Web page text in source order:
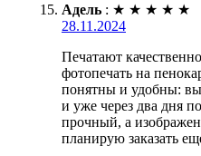
Адель : ★ ★ ★ ★ ★
28.11.2024
Печатают
фотопечать на
понятны и удобны:
и уже через два дня
прочный, а
планирую заказать